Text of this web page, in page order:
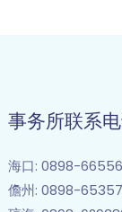
事务所联系电
海口: 0898-
儋州: 0898-